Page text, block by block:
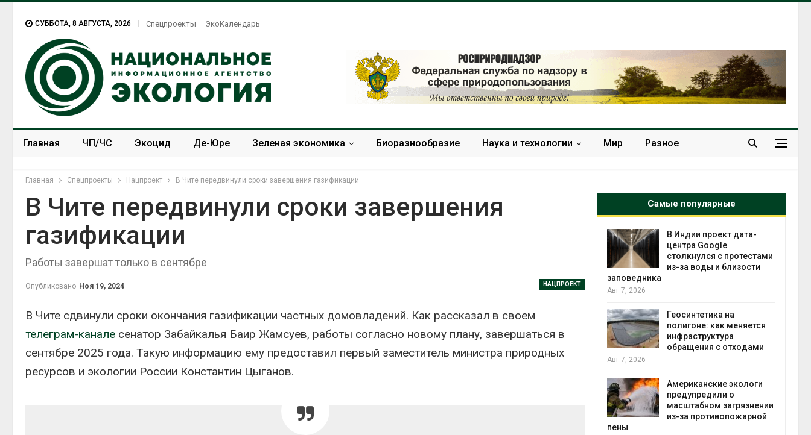
СУББОТА, 8 АВГУСТА, 2026 Спецпроекты ЭкоКалендарь
Главная ЧП/ЧС Экоцид Де-Юре Зеленая экономика Биоразнообразие Наука и технологии Мир Разное
Главная Спецпроекты Нацпроект В Чите передвинули сроки завершения газификации
В Чите передвинули сроки завершения
газификации
Работы завершат только в сентябре
НАЦПРОЕКТ
Опубликовано Ноя 19, 2024
В Чите сдвинули сроки окончания газификации частных домовладений. Как рассказал в своем
телеграм-канале сенатор Забайкалья Баир Жамсуев, работы согласно новому плану, завершаться в
сентябре 2025 года. Такую информацию ему предоставил первый заместитель министра природных
ресурсов и экологии России Константин Цыганов.
Самые популярные
строительство мусорных
контейнерных площадок
Авг 7, 2026
пресной воды
водохранилища Волги и
превысить норму почти в
В Индии проект дата-
центра Google
столкнулся с протестами
из-за воды и близости
заповедника
Авг 7, 2026
Геосинтетика на
полигоне: как меняется
инфраструктура
обращения с отходами
Авг 7, 2026
Американские экологи
предупредили о
масштабном загрязнении
из-за противопожарной
пены